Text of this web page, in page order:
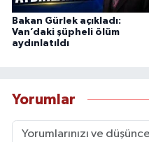
Bakan Gürlek açıkladı:
Van’daki şüpheli ölüm
aydınlatıldı
Yorumlar